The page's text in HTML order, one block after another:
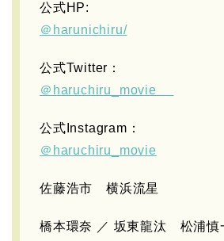
公式HP:
＠harunichiru/
公式Twitter：
＠haruchiru_movie
公式Instagram：
＠haruchiru_movie
佐藤浩市 横浜流星
橋本環奈 ／ 坂東龍汰 松浦